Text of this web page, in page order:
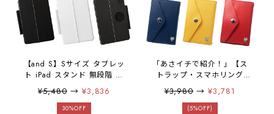
【and S】Sサイズ タブレッ
ト iPad スタンド 無段階 ヒ
タンド 19度から77度 背面
カバー ディスプレイ モニタ
¥5,480→ ¥3,836
30%OFF
「あさイチで紹介！」【ス
トラップ・スマホリング
布でもスマホ財布でも使え
る スマホショルダー 財布
¥3,980→¥3,781
(5%OFF)